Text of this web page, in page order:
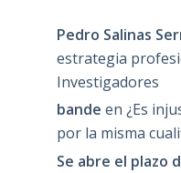
Pedro Salinas
estrategia
Investigadores
bande en ¿Es
por la misma
Se abre el plazo